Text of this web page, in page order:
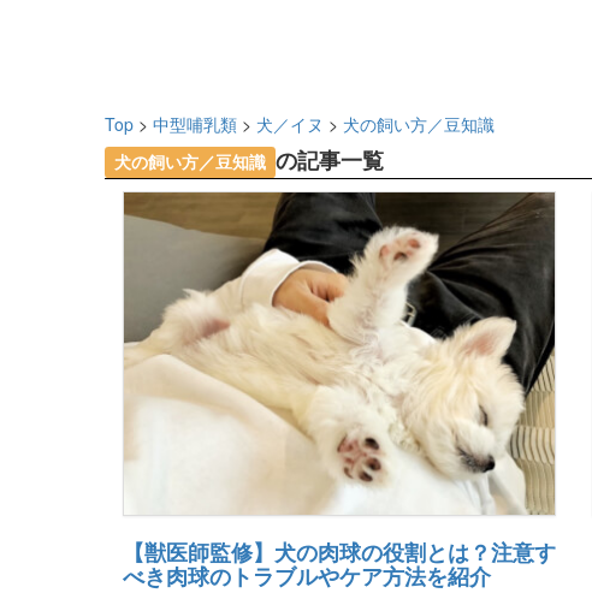
Top > 中型哺乳類 > 犬／イヌ > 犬の飼い方／豆知識
犬の飼い方／豆知識 の記事一覧
【獣医師監修】犬の肉球の役割とは？注意す
べき肉球のトラブルやケア方法を紹介